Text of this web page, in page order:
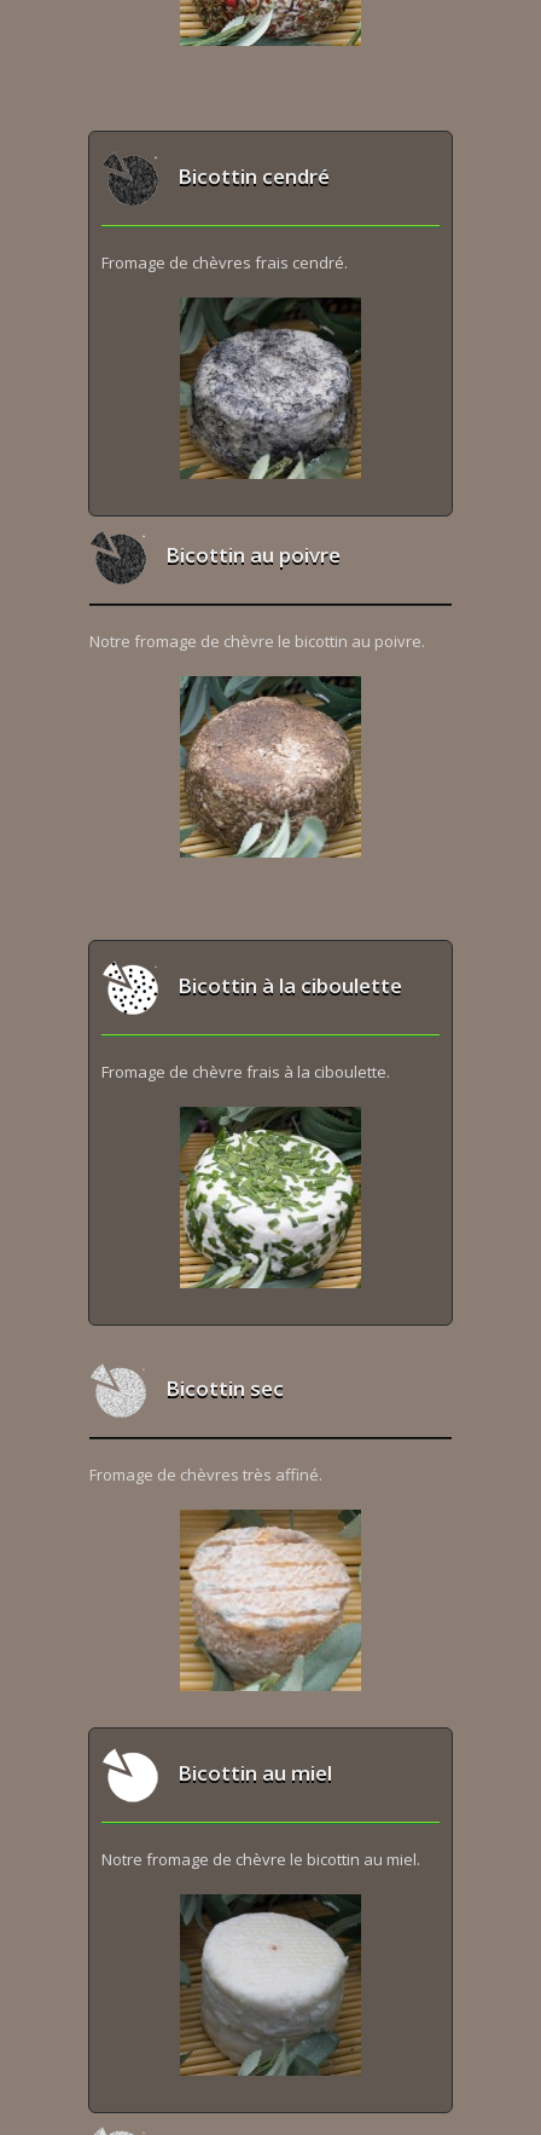
Bicottin cendré
Fromage de chèvres frais cendré.
Bicottin au poivre
Notre fromage de chèvre le bicottin au poivre.
Bicottin à la ciboulette
Fromage de chèvre frais à la ciboulette.
Bicottin sec
Fromage de chèvres très affiné.
Bicottin au miel
Notre fromage de chèvre le bicottin au miel.